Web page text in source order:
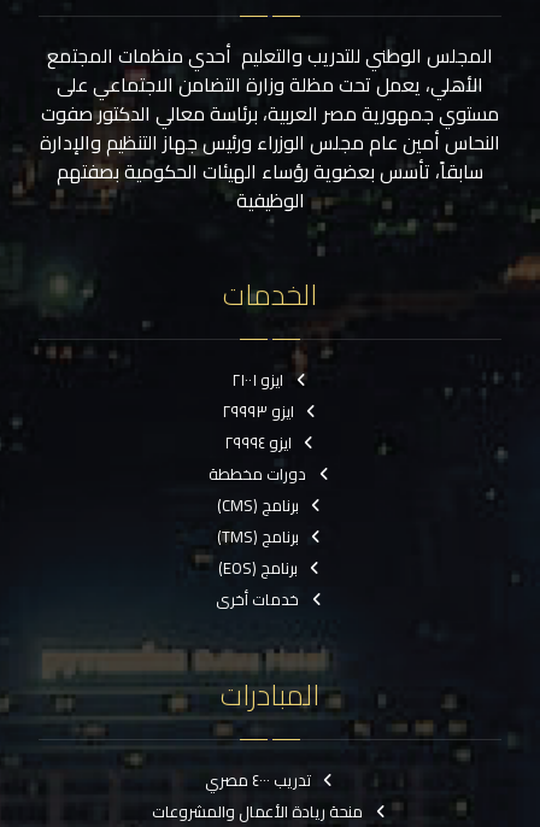
المجلس الوطني للتدريب والتعليم أحدي منظمات المجتمع
الأهلي، يعمل تحت مظلة وزارة التضامن الاجتماعي على
مستوي جمهورية مصر العربية، برئاسة معالي الدكتور صفوت
النحاس أمين عام مجلس الوزراء ورئيس جهاز التنظيم والإدارة
سابقاً، تأسس بعضوية رؤساء الهيئات الحكومية بصفتهم
الوظيفية
الخدمات
ايزو ٢١٠٠١
ايزو ٢٩٩٩٣
ايزو ٢٩٩٩٤
دورات مخططة
برنامج (CMS)
برنامج (TMS)
برنامج (EOS)
خدمات أخرى
المبادرات
تدريب ٤٠٠٠ مصري
منحة ريادة الأعمال والمشروعات